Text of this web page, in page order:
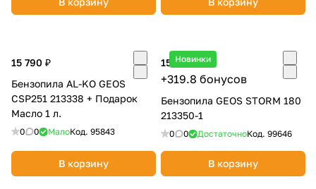
15 790 ₽
Бензопила AL-KO GEOS
CSP251 213338 + Подарок
Масло 1 л.
0 0 МалоКод. 95843
В корзину
Новинки
15 990 ₽
+319.8 бонусов
Бензопила GEOS STORM 180
213350-1
0 0 ДостаточноКод. 99646
В корзину